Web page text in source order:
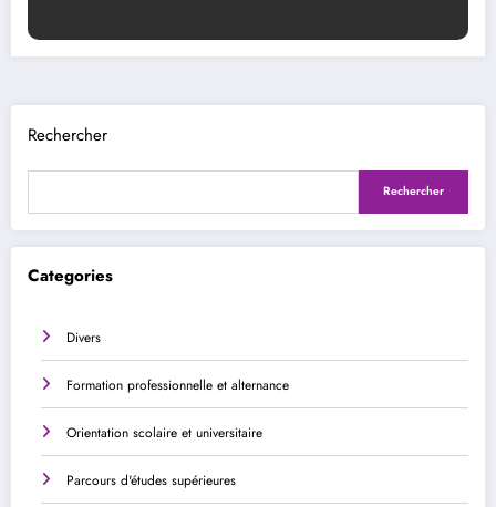
Rechercher
Rechercher
Categories
Divers
Formation professionnelle et alternance
Orientation scolaire et universitaire
Parcours d'études supérieures